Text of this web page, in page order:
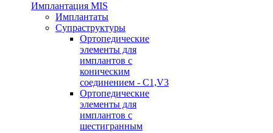
Имплантация MIS
Имплантаты
Супраструктуры
Ортопедические
элементы для
имплантов с
коническим
соединением - C1,V3
Ортопедические
элементы для
имплантов с
шестигранным